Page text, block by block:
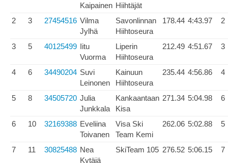
Kaipainen Hiihtäjät
2 3 27454516 Vilma
Jylhä
Savonlinnan
Hiihtoseura
178.44 4:43.97 2
3 5 40125499 Iitu
Vuorma
Liperin
Hiihtoseura
212.49 4:51.67 3
4 6 34490204 Suvi
Leinonen
Kainuun
Hiihtoseura
235.44 4:56.86 4
5 8 34505720 Julia
Junkkala
Kankaantaan
Kisa
271.34 5:04.98 6
6 10 32169388 Eveliina
Toivanen
Visa Ski
Team Kemi
262.06 5:02.88 5
7 11 30825488 Nea
Kytäjä
SkiTeam 105 276.52 5:06.15 7